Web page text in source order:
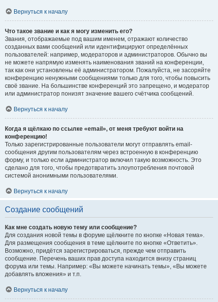
Вернуться к началу
Что такое звание и как я могу изменить его?
Звания, отображаемые под вашим именем, отражают количество
созданных вами сообщений или идентифицируют определённых
пользователей: например, модераторов и администраторов. Обычно вы
не можете напрямую изменять наименования званий на конференции,
так как они установлены её администратором. Пожалуйста, не засоряйте
конференцию ненужными сообщениями только для того, чтобы повысить
своё звание. На большинстве конференций это запрещено, и модератор
или администратор понизят значение вашего счётчика сообщений.
Вернуться к началу
Когда я щёлкаю по ссылке «email», от меня требуют войти на
конференцию!
Только зарегистрированные пользователи могут отправлять email-
сообщения другим пользователям через встроенную в конференцию
форму, и только если администратор включил такую возможность. Это
сделано для того, чтобы предотвратить злоупотребления почтовой
системой анонимными пользователями.
Вернуться к началу
Создание сообщений
Как мне создать новую тему или сообщение?
Для создания новой темы в форуме щёлкните по кнопке «Новая тема».
Для размещения сообщения в теме щёлкните по кнопке «Ответить».
Возможно, придётся зарегистрироваться, прежде чем отправить
сообщение. Перечень ваших прав доступа находится внизу страниц
форума или темы. Например: «Вы можете начинать темы», «Вы можете
добавлять вложения» и т.п.
Вернуться к началу